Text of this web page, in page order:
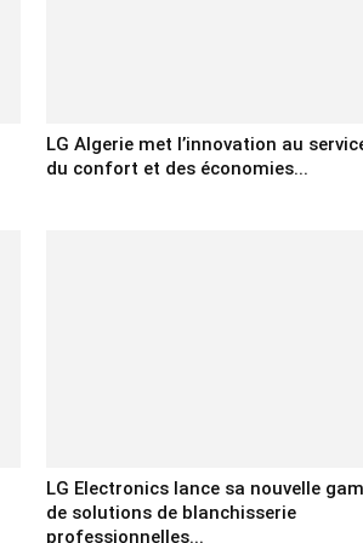
LG Algerie met l’innovation au
du confort et des économies...
LG Electronics lance sa nouvelle
de solutions de blanchisserie
professionnelles...